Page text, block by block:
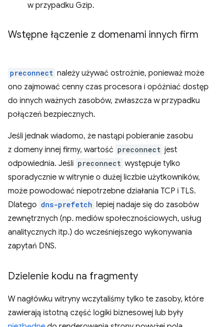
w przypadku Gzip.
Wstępne łączenie z domenami innych firm
preconnect należy używać ostrożnie, ponieważ może
ono zajmować cenny czas procesora i opóźniać dostęp
do innych ważnych zasobów, zwłaszcza w przypadku
połączeń bezpiecznych.
Jeśli jednak wiadomo, że nastąpi pobieranie zasobu
z domeny innej firmy, wartość preconnect jest
odpowiednia. Jeśli preconnect występuje tylko
sporadycznie w witrynie o dużej liczbie użytkowników,
może powodować niepotrzebne działania TCP i TLS.
Dlatego dns-prefetch lepiej nadaje się do zasobów
zewnętrznych (np. mediów społecznościowych, usług
analitycznych itp.) do wcześniejszego wykonywania
zapytań DNS.
Dzielenie kodu na fragmenty
W nagłówku witryny wczytaliśmy tylko te zasoby, które
zawierają istotną część logiki biznesowej lub były